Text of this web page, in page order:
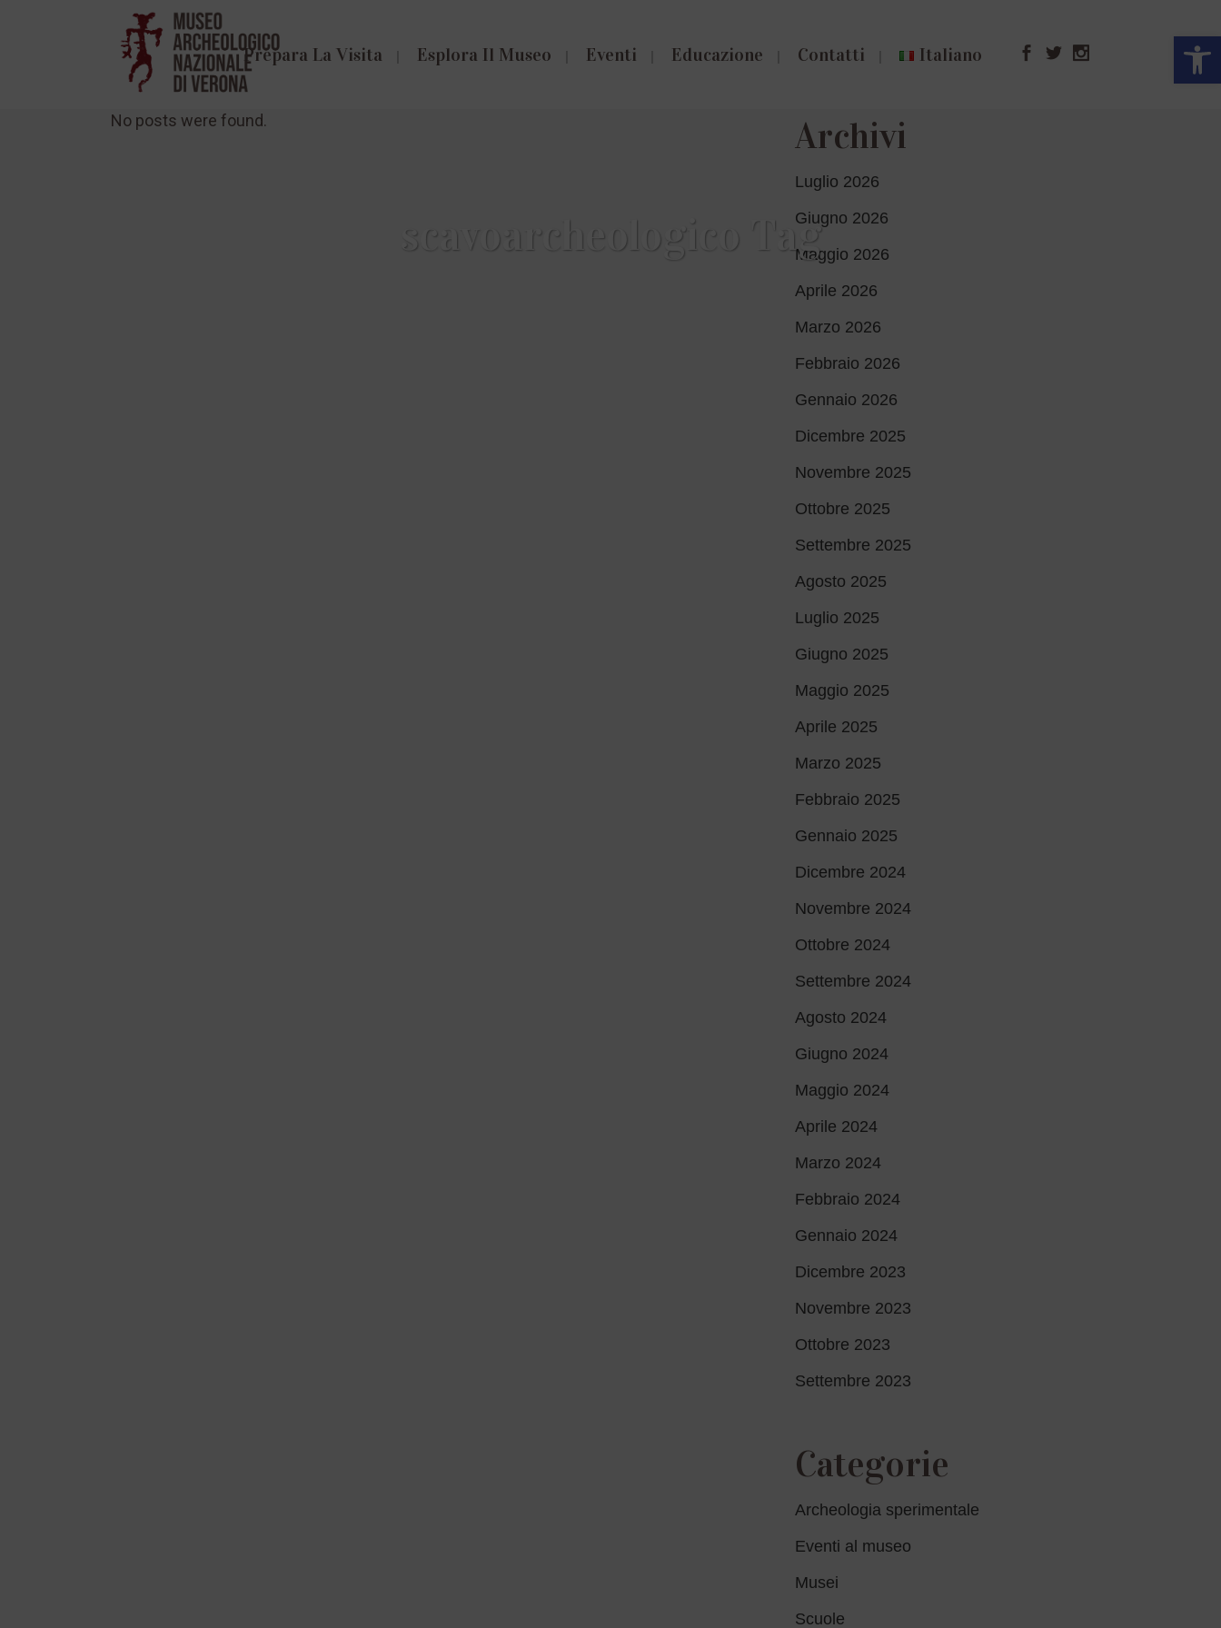
Prepara La Visita Esplora Il Museo Eventi Educazione Contatti Italiano
scavoarcheologico Tag
No posts were found. Archivi
Luglio 2026
Giugno 2026
Maggio 2026
Aprile 2026
Marzo 2026
Febbraio 2026
Gennaio 2026
Dicembre 2025
Novembre 2025
Ottobre 2025
Settembre 2025
Agosto 2025
Luglio 2025
Giugno 2025
Maggio 2025
Aprile 2025
Marzo 2025
Febbraio 2025
Gennaio 2025
Dicembre 2024
Novembre 2024
Ottobre 2024
Settembre 2024
Agosto 2024
Giugno 2024
Maggio 2024
Aprile 2024
Marzo 2024
Febbraio 2024
Gennaio 2024
Dicembre 2023
Novembre 2023
Ottobre 2023
Settembre 2023
Categorie
Archeologia sperimentale
Eventi al museo
Musei
Scuole